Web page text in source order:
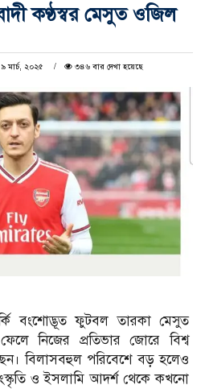
কণ্ঠস্বর মেসুত ওজিল
মার্চ, ২০২৫ ৩৪৬ বার দেখা হয়েছে
বংশোদ্ভূত ফুটবল তারকা মেসুত
নিজের প্রতিভার জোরে বিশ্ব
বিলাসবহুল পরিবেশে বড় হলেও
ও ইসলামি আদর্শ থেকে কখনো